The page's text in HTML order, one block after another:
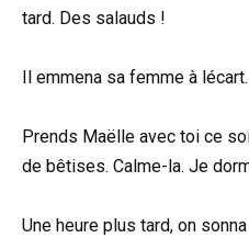
tard. Des salauds !
Il emmena sa femme à lécart.
Prends Maëlle avec toi ce
de bêtises. Calme-la. Je
Une heure plus tard, on